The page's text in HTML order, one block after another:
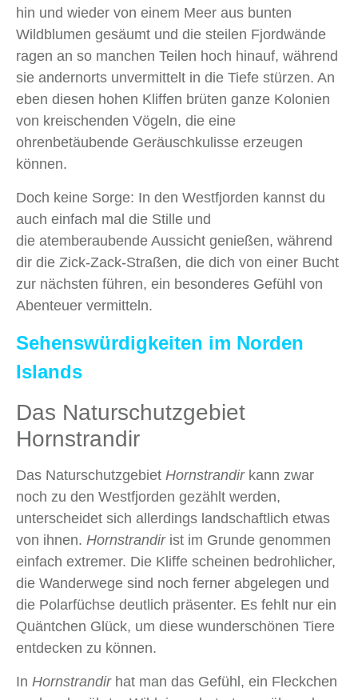
hin und wieder von einem Meer aus bunten
Wildblumen gesäumt und die steilen Fjordwände
ragen an so manchen Teilen hoch hinauf, während
sie andernorts unvermittelt in die Tiefe stürzen. An
eben diesen hohen Kliffen brüten ganze Kolonien
von kreischenden Vögeln, die eine
ohrenbetäubende Geräuschkulisse erzeugen
können.
Doch keine Sorge: In den Westfjorden kannst du
auch einfach mal die Stille und
die atemberaubende Aussicht genießen, während
dir die Zick-Zack-Straßen, die dich von einer Bucht
zur nächsten führen, ein besonderes Gefühl von
Abenteuer vermitteln.
Sehenswürdigkeiten im Norden
Islands
Das Naturschutzgebiet
Hornstrandir
Das Naturschutzgebiet Hornstrandirkann zwar
noch zu den Westfjorden gezählt werden,
unterscheidet sich allerdings landschaftlich etwas
von ihnen. Hornstrandirist im Grunde genommen
einfach extremer. Die Kliffe scheinen bedrohlicher,
die Wanderwege sind noch ferner abgelegen und
die Polarfüchse deutlich präsenter. Es fehlt nur ein
Quäntchen Glück, um diese wunderschönen Tiere
entdecken zu können.
In Hornstrandirhat man das Gefühl, ein Fleckchen